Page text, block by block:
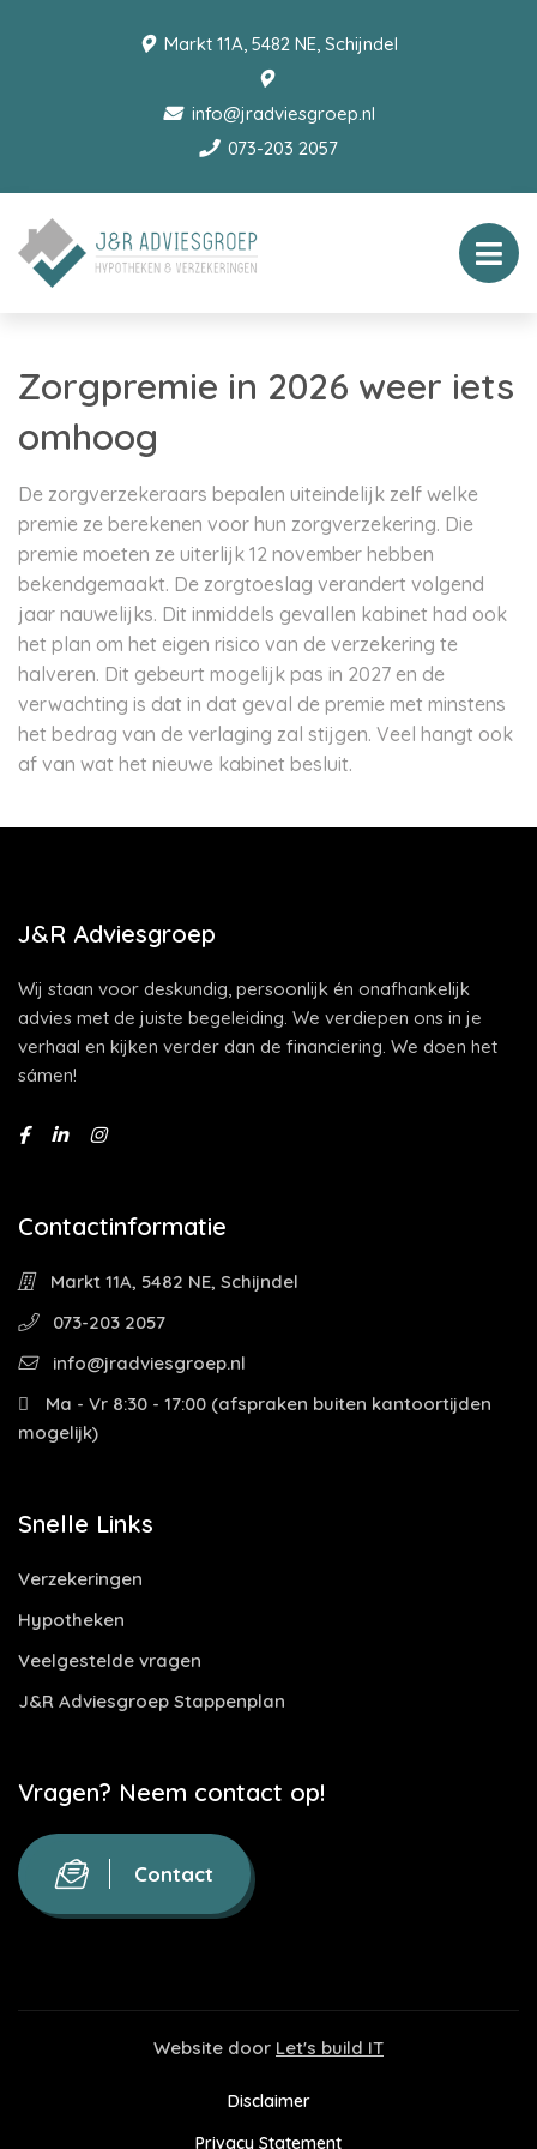
Markt 11A, 5482 NE, Schijndel
info@jradviesgroep.nl
073-203 2057
Zorgpremie in 2026 weer iets
omhoog
De zorgverzekeraars bepalen uiteindelijk zelf welke
premie ze berekenen voor hun zorgverzekering. Die
premie moeten ze uiterlijk 12 november hebben
bekendgemaakt. De zorgtoeslag verandert volgend
jaar nauwelijks. Dit inmiddels gevallen kabinet had ook
het plan om het eigen risico van de verzekering te
halveren. Dit gebeurt mogelijk pas in 2027 en de
verwachting is dat in dat geval de premie met minstens
het bedrag van de verlaging zal stijgen. Veel hangt ook
af van wat het nieuwe kabinet besluit.
J&R Adviesgroep
Wij staan voor deskundig, persoonlijk én onafhankelijk
advies met de juiste begeleiding. We verdiepen ons in je
verhaal en kijken verder dan de financiering. We doen het
sámen!
Contactinformatie
Markt 11A, 5482 NE, Schijndel
073-203 2057
info@jradviesgroep.nl
Ma - Vr 8:30 - 17:00 (afspraken buiten kantoortijden
mogelijk)
Snelle Links
Verzekeringen
Hypotheken
Veelgestelde vragen
J&R Adviesgroep Stappenplan
Vragen? Neem contact op!
Contact
Website door Let's build IT
Disclaimer
Privacy Statement